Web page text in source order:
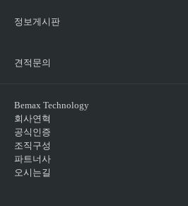
정보게시판
견적문의
Bemax Technology
회사연혁
공식인증
조직구성
파트너사
오시는길